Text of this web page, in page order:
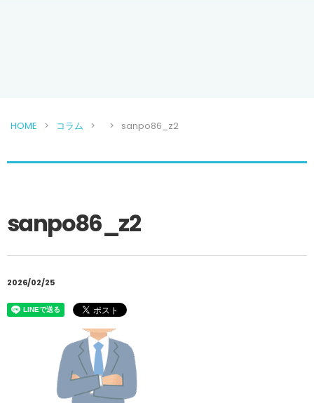
HOME コラム sanpo86_z2
sanpo86_z2
2026/02/25